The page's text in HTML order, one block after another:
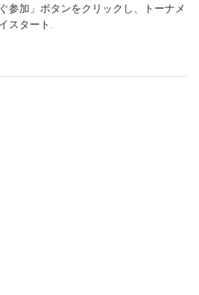
参加」ボタンをクリックし、トーナメ
スタート.